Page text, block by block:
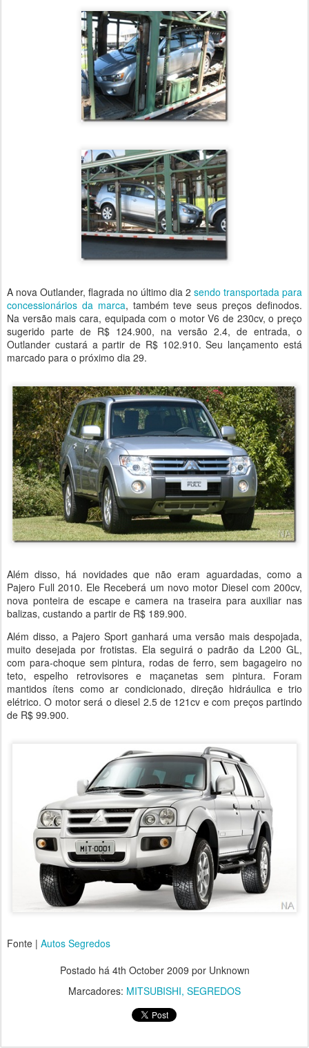
A nova Outlander, flagrada no último dia 2 sendo transportada para
concessionários da marca, também teve seus preços definodos.
Na versão mais cara, equipada com o motor V6 de 230cv, o preço
sugerido parte de R$ 124.900, na versão 2.4, de entrada, o
Outlander custará a partir de R$ 102.910. Seu lançamento está
marcado para o próximo dia 29.
Além disso, há novidades que não eram aguardadas, como a
Pajero Full 2010. Ele Receberá um novo motor Diesel com 200cv,
nova ponteira de escape e camera na traseira para auxiliar nas
balizas, custando a partir de R$ 189.900.
Além disso, a Pajero Sport ganhará uma versão mais despojada,
muito desejada por frotistas. Ela seguirá o padrão da L200 GL,
com para-choque sem pintura, rodas de ferro, sem bagageiro no
teto, espelho retrovisores e maçanetas sem pintura. Foram
mantidos ítens como ar condicionado, direção hidráulica e trio
elétrico. O motor será o diesel 2.5 de 121cv e com preços partindo
de R$ 99.900.
Fonte | Autos Segredos
Postado há 4th October 2009 por Unknown
Marcadores: MITSUBISHI SEGREDOS